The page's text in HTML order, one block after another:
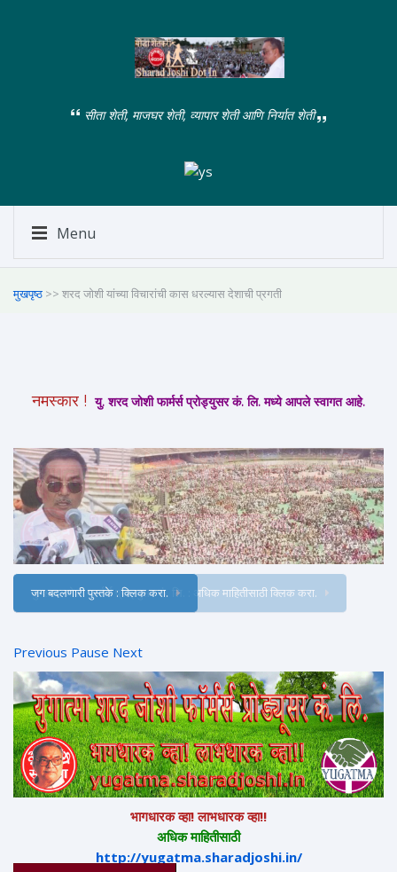
सीता शेती, माजघर शेती, व्यापार शेती आणि निर्यात शेती
Menu
मुखपृष्ठ >> शरद जोशी यांच्या विचारांची कास धरल्यास देशाची प्रगती
नमस्कार ! यु. शरद जोशी फार्मर्स प्रोड्युसर कं. लि. मध्ये आपले स्वागत आहे.
जग बदलणारी पुस्तके : क्लिक करा.
Previous Pause Next
भागधारक व्हा! लाभधारक व्हा!!
अधिक माहितीसाठी
http://yugatma.sharadjoshi.in/